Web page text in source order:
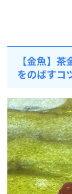
【金魚】
をのばすコ